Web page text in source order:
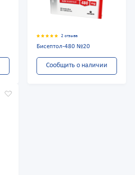
2 отзыва
Бисептол-480 №20
Сообщить о наличии